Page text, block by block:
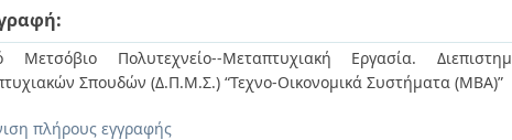
Μετσόβιο Πολυτεχνείο--Μεταπτυχιακή Εργασία.
Σπουδών (Δ.Π.Μ.Σ.) “Τεχνο-Οικονομικά Συστήματα (ΜΒΑ)”
πλήρους εγγραφής